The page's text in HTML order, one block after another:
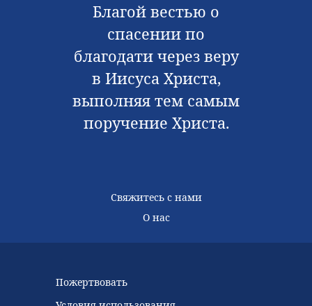
Благой вестью о
спасении по
благодати через веру
в Иисуса Христа,
выполняя тем самым
поручение Христа.
Свяжитесь с нами
О нас
Пожертвовать